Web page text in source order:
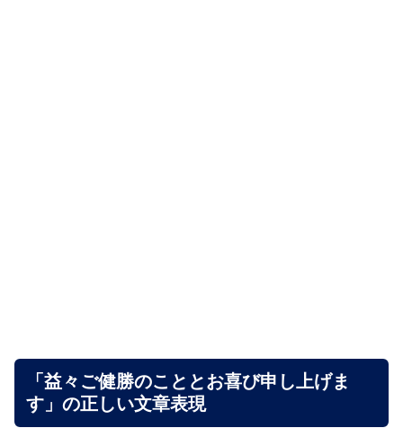
「益々ご健勝のこととお喜び申し上げま
す」の正しい文章表現